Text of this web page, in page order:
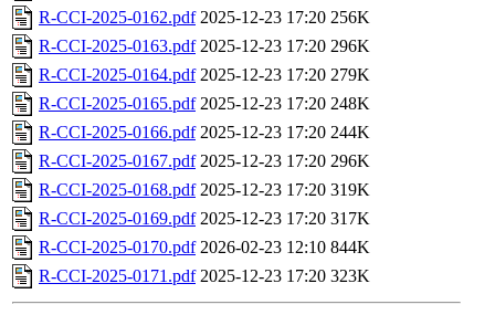
R-CCI-2025-0162.pdf 2025-12-23 17:20 256K
R-CCI-2025-0163.pdf 2025-12-23 17:20 296K
R-CCI-2025-0164.pdf 2025-12-23 17:20 279K
R-CCI-2025-0165.pdf 2025-12-23 17:20 248K
R-CCI-2025-0166.pdf 2025-12-23 17:20 244K
R-CCI-2025-0167.pdf 2025-12-23 17:20 296K
R-CCI-2025-0168.pdf 2025-12-23 17:20 319K
R-CCI-2025-0169.pdf 2025-12-23 17:20 317K
R-CCI-2025-0170.pdf 2026-02-23 12:10 844K
R-CCI-2025-0171.pdf 2025-12-23 17:20 323K